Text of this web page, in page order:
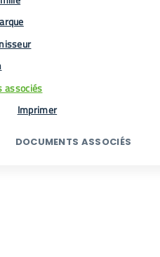
associés
Imprimer
DOCUMENTS ASSOCIÉS